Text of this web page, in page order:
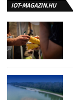
IOT-MAGAZIN.HU